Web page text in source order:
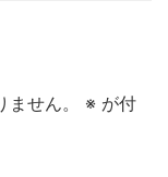
せん。 ※ が付